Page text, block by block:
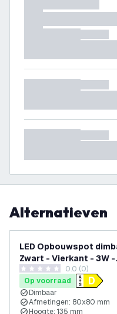
Alternatieven
LED Opbouwspot
Zwart - Vierkant - 3W -
2700K - 345 Lumen -
80x80mm
0 score sterren0.0 (0)
Op voorraad
Dimbaar
Afmetingen: 80x80 mm
Hoogte: 135 mm